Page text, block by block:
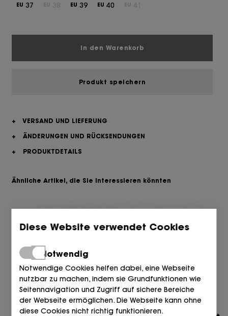
EU 37 EU 39 EU 40
In den Warenkorb
Produkt speichern
+
VERSAND UND LIEFERUNG
+
ÄNDERUNGEN UND RÜCKSENDUNGEN
+
PRODUKTDETAILS
Ähnliche Artikel, die Sie interessieren könnten
Diese Website verwendet Cookies
Notwendig
Notwendige Cookies helfen dabei, eine Webseite
nutzbar zu machen, indem sie Grundfunktionen wie
Seitennavigation und Zugriff auf sichere Bereiche
der Webseite ermöglichen. Die Webseite kann ohne
diese Cookies nicht richtig funktionieren.